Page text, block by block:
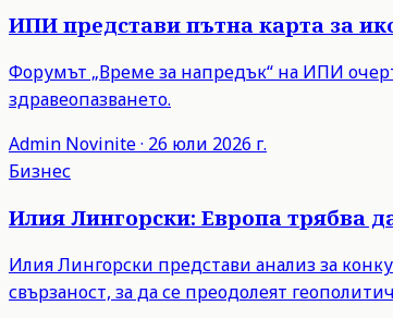
ИПИ представи пътна карта за
Форумът „Време за напредък“ на ИПИ
здравеопазването.
Admin Novinite· 26 юли 2026 г.
Бизнес
Илия Лингорски: Европа трябва
Илия Лингорски представи анализ за
свързаност, за да се преодолеят